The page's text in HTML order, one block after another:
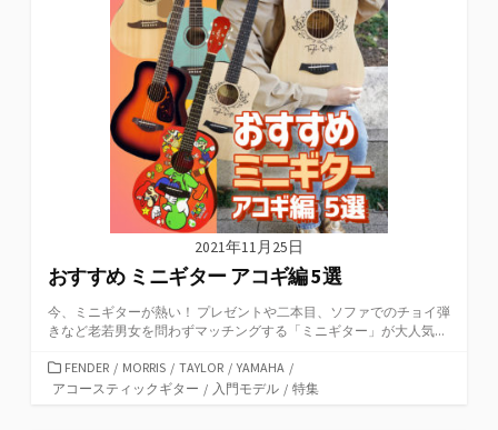
2021年11月25日
おすすめ ミニギター アコギ編 5選
今、ミニギターが熱い！ プレゼントや二本目、ソファでのチョイ弾
きなど老若男女を問わずマッチングする「ミニギター」が大人気...
カ
テ
FENDER / MORRIS / TAYLOR / YAMAHA /
アコースティックギター / 入門モデル / 特集